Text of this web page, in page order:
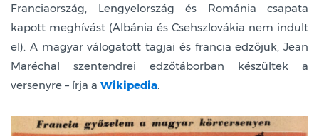
Franciaország, Lengyelország és Románia csapata
kapott meghívást (Albánia és Csehszlovákia nem indult
el). A magyar válogatott tagjai és francia edzőjük, Jean
Maréchal szentendrei edzőtáborban készültek a
versenyre – írja a Wikipedia.